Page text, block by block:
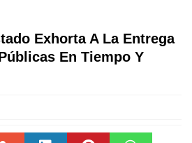
Exhorta A La Entrega
En Tiempo Y